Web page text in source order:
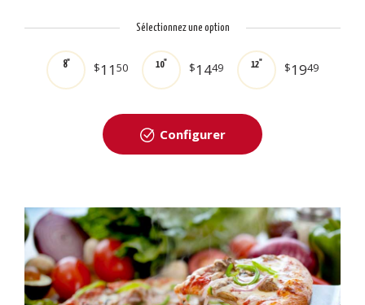
Sélectionnez une option
8" $1150 10" $1449 12" $1949
Configurer